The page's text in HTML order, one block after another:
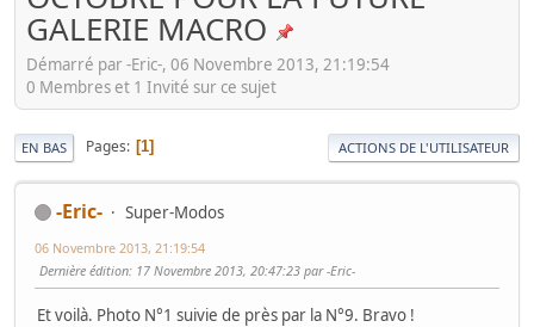
GALERIE MACRO
Démarré par -Eric-, 06 Novembre 2013, 21:19:54
0 Membres et 1 Invité sur ce sujet
EN BAS Pages 1 ACTIONS DE L'UTILISATEUR
-Eric- Super-Modos
06 Novembre 2013, 21:19:54
Dernière édition: 17 Novembre 2013, 20:47:23 par -Eric-
Et voilà. Photo N°1 suivie de près par la N°9. Bravo !